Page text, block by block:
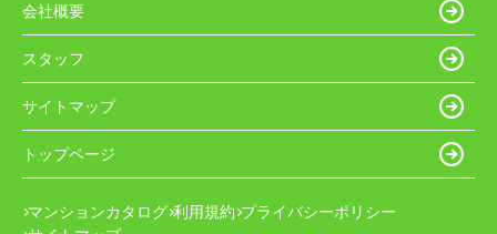
会社概要
スタッフ
サイトマップ
トップページ
マンションカタログ 利用規約 プライバシーポリシー